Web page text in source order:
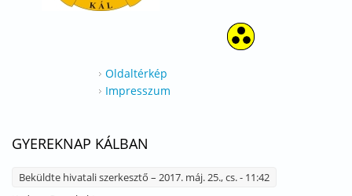
Oldaltérkép
Impresszum
GYEREKNAP KÁLBAN
Beküldte hivatali szerkesztő – 2017. máj. 25., cs. - 11:42